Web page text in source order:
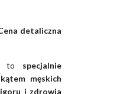
detaliczna
to specjalnie
męskich
i zdrowia